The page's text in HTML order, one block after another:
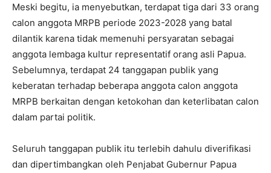
Meski begitu, ia menyebutkan, terdapat tiga dari 33 orang
calon anggota MRPB periode 2023-2028 yang batal
dilantik karena tidak memenuhi persyaratan sebagai
anggota lembaga kultur representatif orang asli Papua.
Sebelumnya, terdapat 24 tanggapan publik yang
keberatan terhadap beberapa anggota calon anggota
MRPB berkaitan dengan ketokohan dan keterlibatan calon
dalam partai politik.
Seluruh tanggapan publik itu terlebih dahulu diverifikasi
dan dipertimbangkan oleh Penjabat Gubernur Papua